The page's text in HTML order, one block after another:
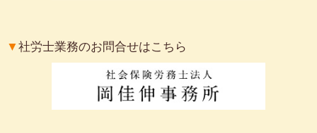
▼社労士業務のお問合せはこちら